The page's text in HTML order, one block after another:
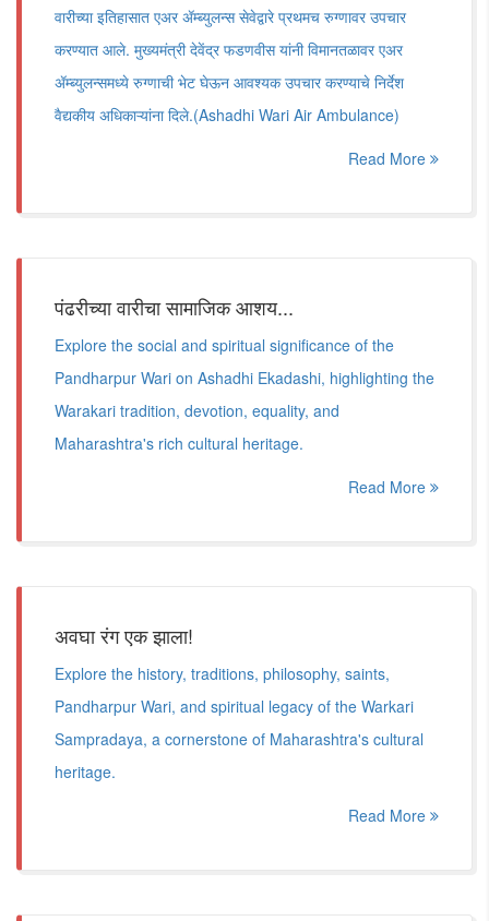
वारीच्या इतिहासात एअर ॲम्ब्युलन्स सेवेद्वारे प्रथमच रुग्णावर उपचार
करण्यात आले. मुख्यमंत्री देवेंद्र फडणवीस यांनी विमानतळावर एअर
ॲम्ब्युलन्समध्ये रुग्णाची भेट घेऊन आवश्यक उपचार करण्याचे निर्देश
वैद्यकीय अधिकाऱ्यांना दिले.(Ashadhi Wari Air Ambulance)
Read More
पंढरीच्या वारीचा सामाजिक आशय...
Explore the social and spiritual significance of the
Pandharpur Wari on Ashadhi Ekadashi, highlighting the
Warakari tradition, devotion, equality, and
Maharashtra's rich cultural heritage.
Read More
अवघा रंग एक झाला!
Explore the history, traditions, philosophy, saints,
Pandharpur Wari, and spiritual legacy of the Warkari
Sampradaya, a cornerstone of Maharashtra's cultural
heritage.
Read More